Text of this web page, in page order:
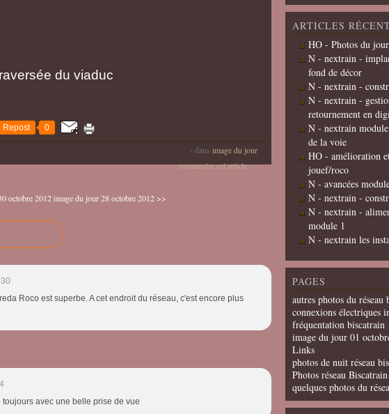
du viaduc
Repost 0
- dans image du jour
commenter cet article…
octobre 2012 image du jour 28 octobre 2012 >>
Roco est superbe. A cet endroit du réseau, c'est encore plus
avec une belle prise de vue
ARTICLES
HO - Photos du jour
N - nextrain -
fond de décor
N - nextrain -
N - nextrain -
retournement en
N - nextrain
de la voie
HO - amélioration
jouef/roco
N - avancées
N - nextrain -
N - nextrain -
module 1
N - nextrain les
PAGES
autres photos du réseau
connexions électriques
fréquentation biscatrain
image du jour 01
Links
photos de nuit réseau
Photos réseau
quelques photos du